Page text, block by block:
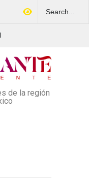
en Texas a
Ponzi con más de
de la región